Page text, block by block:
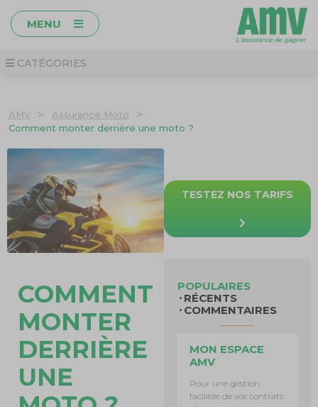
MENU
CATÉGORIES
AMV > Assurance Moto >
Comment monter derrière une moto ?
COMMENT
MONTER
DERRIÈRE
UNE
TESTEZ NOS TARIFS
POPULAIRES
RÉCENTS
COMMENTAIRES
MON ESPACE
AMV
Pour une gestion
facilitée de vos contrats